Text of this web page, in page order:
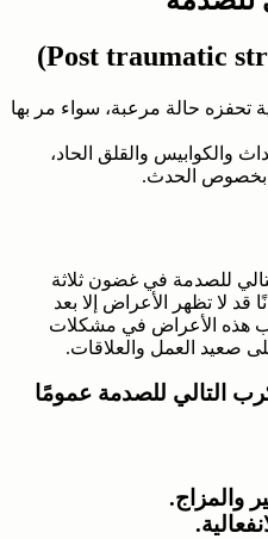
حالة مرعبة، سواء مر بها
والكوابيس والقلق الحاد،
بخصوص الحدث.
للصدمة في غضون ثلاثة
قد لا تظهر الأعراض إلا بعد
هذه الأعراض في مشكلات
صعيد العمل والعلاقات.
التالي للصدمة عمومًا
والمزاج.